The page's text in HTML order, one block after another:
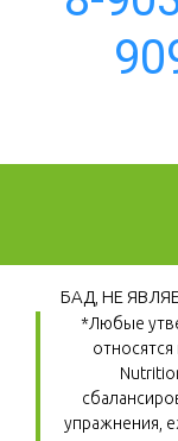
БАД, НЕ
*Любые
упражнения,